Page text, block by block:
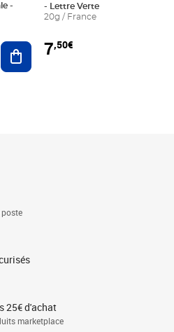
Ajouter au panier
- Lettre Verte
20g / France
7,50€
25€ d'achat
marketplace